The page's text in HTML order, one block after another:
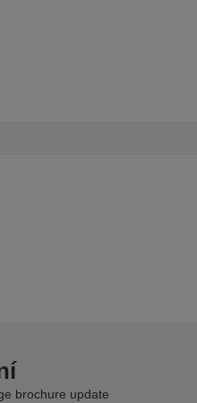
brochure update